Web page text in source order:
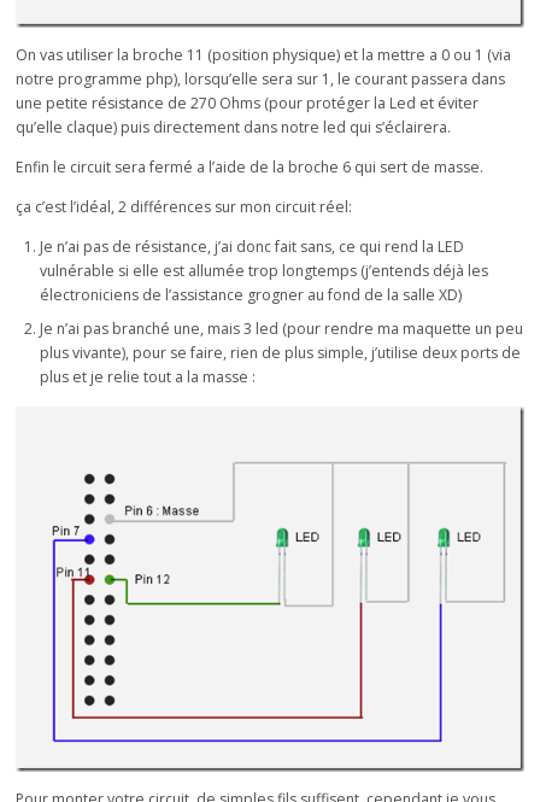
On vas utiliser la broche 11 (position physique) et la mettre a 0 ou 1 (via
notre programme php), lorsqu’elle sera sur 1, le courant passera dans
une petite résistance de 270 Ohms (pour protéger la Led et éviter
qu’elle claque) puis directement dans notre led qui s’éclairera.
Enfin le circuit sera fermé a l’aide de la broche 6 qui sert de masse.
ça c’est l’idéal, 2 différences sur mon circuit réel:
Je n’ai pas de résistance, j’ai donc fait sans, ce qui rend la LED
vulnérable si elle est allumée trop longtemps (j’entends déjà les
électroniciens de l’assistance grogner au fond de la salle XD)
Je n’ai pas branché une, mais 3 led (pour rendre ma maquette un peu
plus vivante), pour se faire, rien de plus simple, j’utilise deux ports de
plus et je relie tout a la masse :